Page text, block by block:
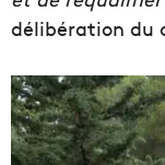
délibération du